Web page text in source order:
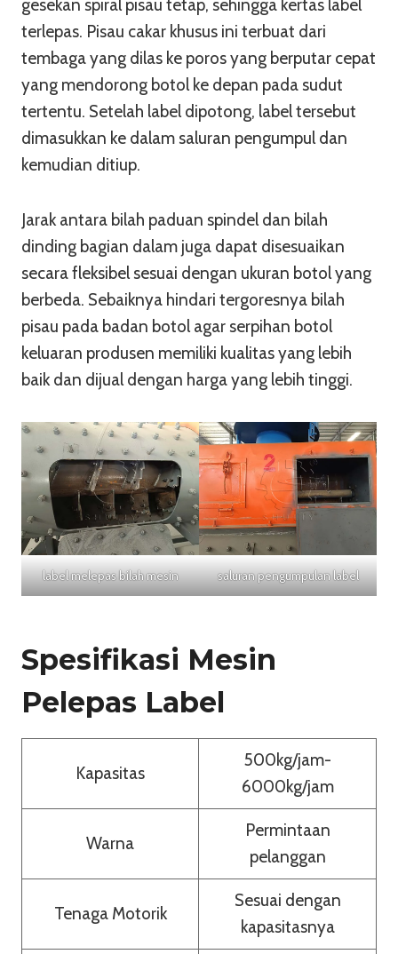
gesekan spiral pisau tetap, sehingga kertas label
terlepas. Pisau cakar khusus ini terbuat dari
tembaga yang dilas ke poros yang berputar cepat
yang mendorong botol ke depan pada sudut
tertentu. Setelah label dipotong, label tersebut
dimasukkan ke dalam saluran pengumpul dan
kemudian ditiup.
Jarak antara bilah paduan spindel dan bilah
dinding bagian dalam juga dapat disesuaikan
secara fleksibel sesuai dengan ukuran botol yang
berbeda. Sebaiknya hindari tergoresnya bilah
pisau pada badan botol agar serpihan botol
keluaran produsen memiliki kualitas yang lebih
baik dan dijual dengan harga yang lebih tinggi.
label melepas bilah mesin saluran pengumpulan label
Spesifikasi Mesin
Pelepas Label
Kapasitas
500kg/jam-
6000kg/jam
Warna
Permintaan
pelanggan
Tenaga Motorik
Sesuai dengan
kapasitasnya